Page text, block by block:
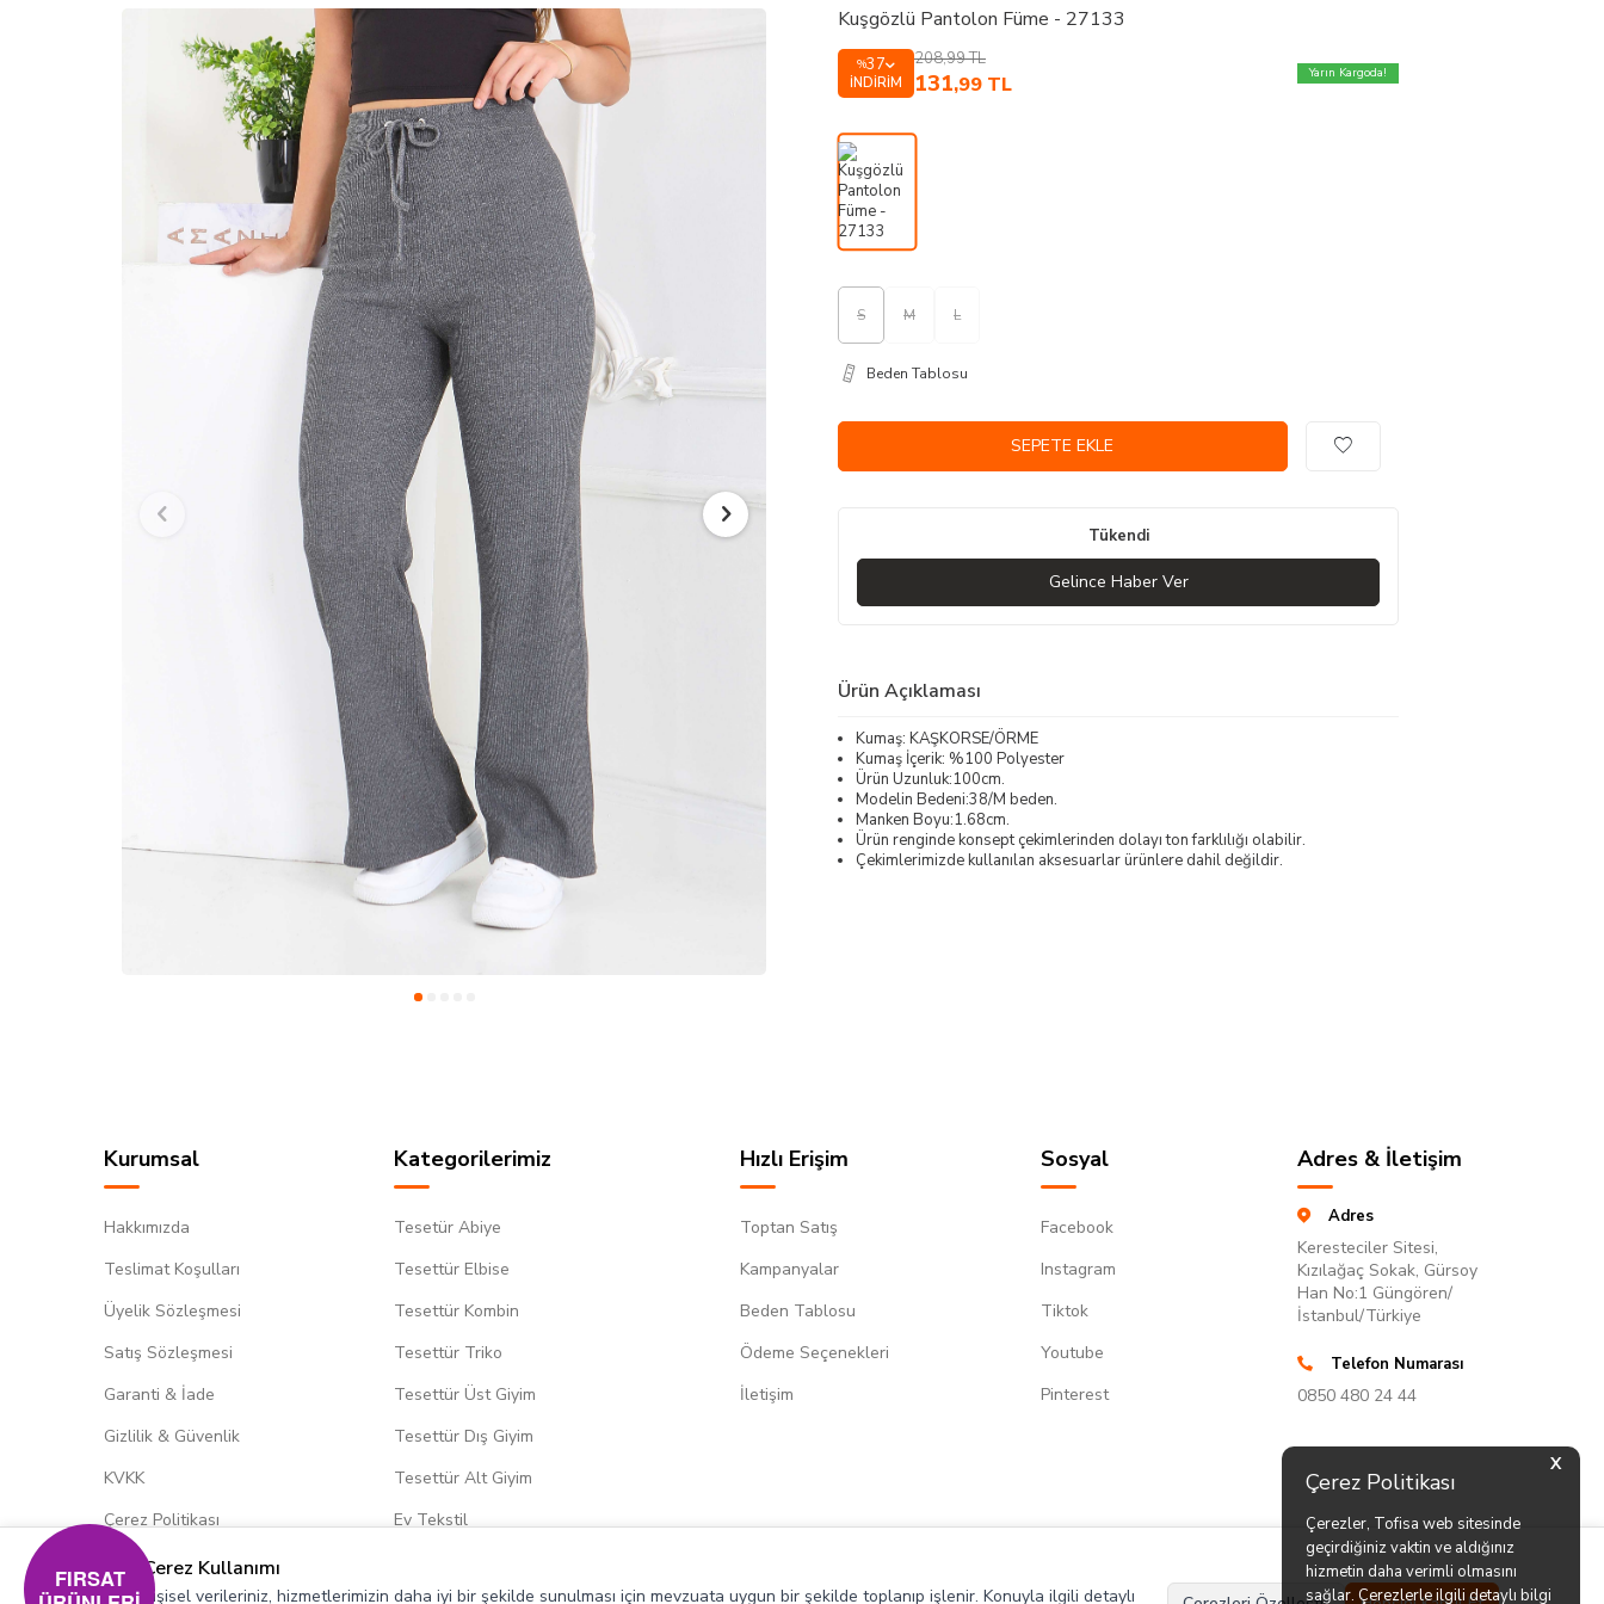
X
Çerez Politikası
Çerezler, Tofisa web sitesinde
geçirdiğiniz vaktin ve aldığınız
hizmetin daha verimli olmasını
sağlar. Çerezlerle ilgili detaylı bilgi
Kuşgözlü Pantolon Füme - 27133
%37
İNDIRIM
208,99TL
131,99 TL Yarın Kargoda!
S M L
Beden Tablosu
SEPETE EKLE
Tükendi
Gelince Haber Ver
Ürün Açıklaması
Kumaş: KAŞKORSE/ÖRME
Kumaş İçerik: %100 Polyester
Ürün Uzunluk:100cm.
Modelin Bedeni:38/M beden.
Manken Boyu:1.68cm.
Ürün renginde konsept çekimlerinden dolayı ton farklılığı olabilir.
Çekimlerimizde kullanılan aksesuarlar ürünlere dahil değildir.
Kurumsal
Hakkımızda
Teslimat Koşulları
Üyelik Sözleşmesi
Satış Sözleşmesi
Garanti & İade
Gizlilik & Güvenlik
KVKK
Çerez Politikası
Kategorilerimiz
Tesetür Abiye
Tesettür Elbise
Tesettür Kombin
Tesettür Triko
Tesettür Üst Giyim
Tesettür Dış Giyim
Tesettür Alt Giyim
Ev Tekstil
Hızlı Erişim
Toptan Satış
Kampanyalar
Beden Tablosu
Ödeme Seçenekleri
İletişim
Sosyal
Facebook
Instagram
Tiktok
Youtube
Pinterest
Adres & İletişim
Adres
Keresteciler Sitesi,
Kızılağaç Sokak, Gürsoy
Han No:1 Güngören/
İstanbul/Türkiye
Telefon Numarası
0850 480 24 44
Çerez Kullanımı
Kişisel verileriniz, hizmetlerimizin daha iyi bir şekilde sunulması için mevzuata uygun bir şekilde toplanıp işlenir. Konuyla ilgili detaylı
FIRSAT